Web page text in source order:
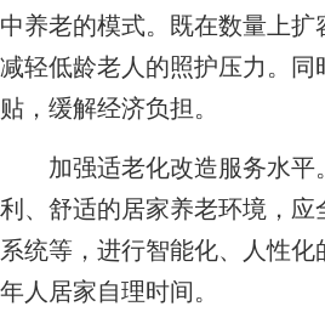
中养老的模式。既在数量上
减轻低龄老人的照护压力。
贴，缓解经济负担。
加强适老化改造服务水平
利、舒适的居家养老环境，
系统等，进行智能化、人性
年人居家自理时间。